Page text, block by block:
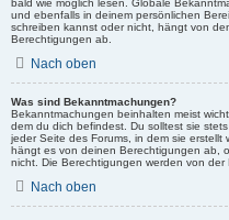
bald wie möglich lesen. Globale
und ebenfalls in deinem persönlichen
schreiben kannst oder nicht, hängt von
Berechtigungen ab.
Nach oben
Was sind Bekanntmachungen?
Bekanntmachungen beinhalten meist
dem du dich befindest. Du solltest sie
jeder Seite des Forums, in dem sie
hängt es von deinen Berechtigungen ab,
nicht. Die Berechtigungen werden von der
Nach oben